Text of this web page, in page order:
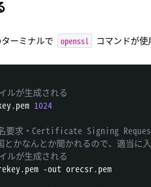
ーミナルで openssl コマンドが
ルが生成される
1024
要求・Certificate Signing
かなんとか聞かれるので、適当に
ルが生成される
-out orecsr.pem